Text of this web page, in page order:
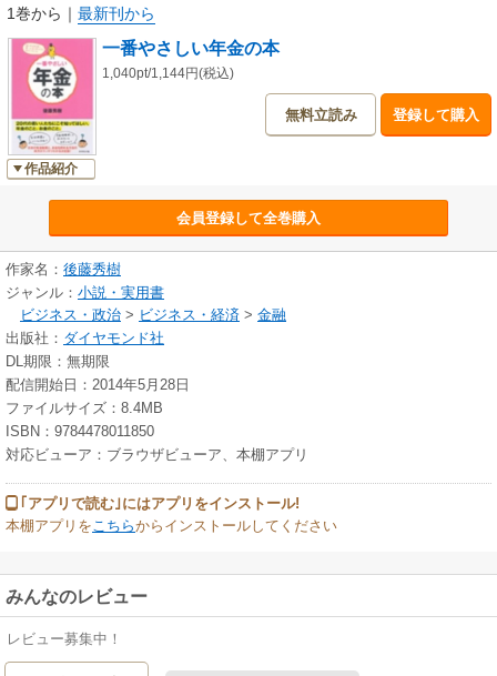
1巻から ｜ 最新刊から
作品紹介
一番やさしい年金の本
1,040pt/1,144円(税込)
無料立読み 登録して購入
会員登録して全巻購入
作家名： 後藤秀樹
ジャンル： 小説・実用書
ビジネス・政治 > ビジネス・経済 > 金融
出版社： ダイヤモンド社
DL期限：無期限
配信開始日：2014年5月28日
ファイルサイズ：8.4MB
ISBN：9784478011850
対応ビューア：ブラウザビューア、本棚アプリ
｢アプリで読む｣にはアプリをインストール!
本棚アプリをこちらからインストールしてください
みんなのレビュー
レビュー募集中！